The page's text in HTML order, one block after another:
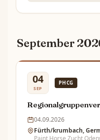
September
04
SEP
PHCG
04.09.2026
Fürth/krumbach,